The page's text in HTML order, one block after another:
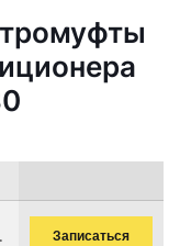
Записаться